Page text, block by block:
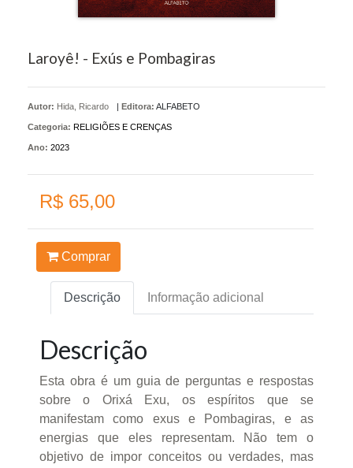
Laroyê! - Exús e Pombagiras
Autor: Hida, Ricardo Editora: ALFABETO
Categoria: RELIGIÕES E CRENÇAS
Ano: 2023
R$ 65,00
Comprar
Descrição Informação adicional
Descrição
Esta obra é um guia de perguntas e respostas
sobre o Orixá Exu, os espíritos que se
manifestam como exus e Pombagiras, e as
energias que eles representam. Não tem o
objetivo de impor conceitos ou verdades, mas